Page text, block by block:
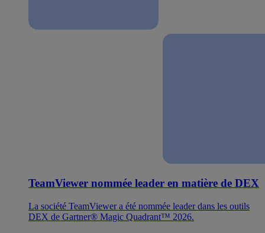
TeamViewer nommée leader en matière de DEX
La société TeamViewer a été nommée leader dans les outils
DEX de Gartner® Magic Quadrant™ 2026.